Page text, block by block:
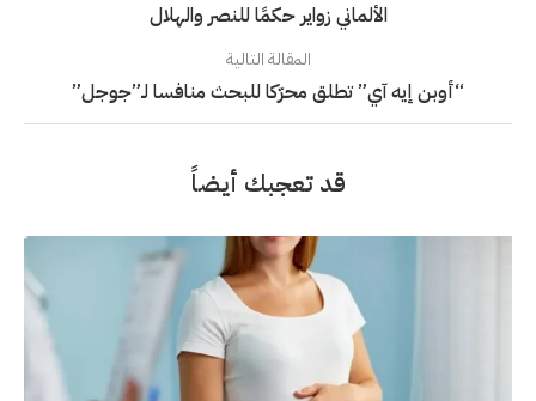
الألماني زواير حكمًا للنصر والهلال
المقالة التالية
“أوبن إيه آي” تطلق محرّكا للبحث منافسا لـ”جوجل”
قد تعجبك أيضاً